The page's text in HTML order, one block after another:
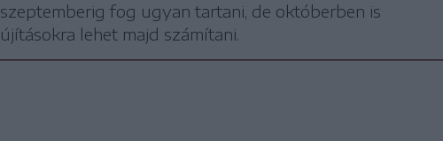
szeptemberig fog ugyan tartani, de októberben is
újításokra lehet majd számítani.